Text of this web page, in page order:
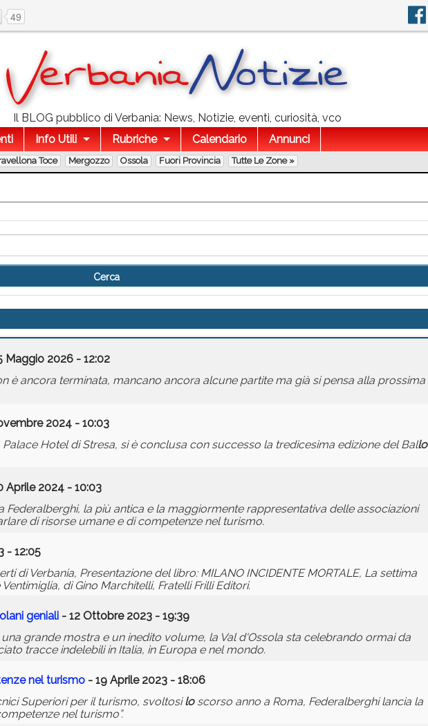
49
Il BLOG pubblico di Verbania: News, Notizie, eventi, curiosità, vco
Info Utili Rubriche Calendario Annunci
Toce Mergozzo Ossola Fuori Provincia Tutte Le Zone »
Maggio 2026 - 12:02
è ancora terminata, mancano ancora alcune partite ma già si pensa alla prossima
2024 - 10:03
Hotel di Stresa, si è conclusa con successo la tredicesima edizione del Ballo
Aprile 2024 - 10:03
Federalberghi, la più antica e la maggiormente rappresentativa delle associazioni
di risorse umane e di competenze nel turismo.
- 12:05
di Verbania, Presentazione del libro: MILANO INCIDENTE MORTALE, La settima
di Gino Marchitelli, Fratelli Frilli Editori.
geniali - 12 Ottobre 2023 - 19:39
grande mostra e un inedito volume, la Val d'Ossola sta celebrando ormai da
tracce indelebili in Italia, in Europa e nel mondo.
nel turismo - 19 Aprile 2023 - 18:06
Superiori per il turismo, svoltosiloscorso anno a Roma, Federalberghi lancia la
nel turismo”.